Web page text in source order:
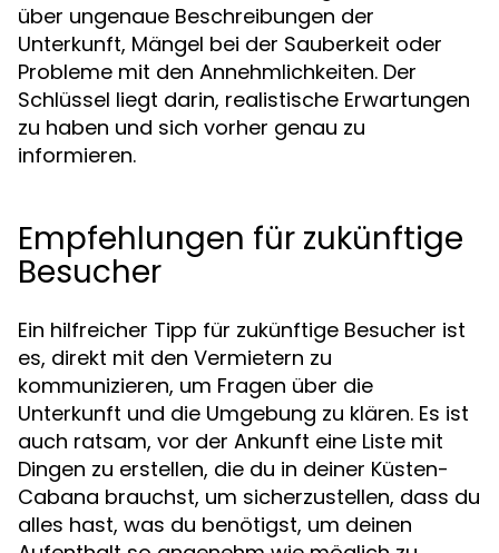
über ungenaue Beschreibungen der
Unterkunft, Mängel bei der Sauberkeit oder
Probleme mit den Annehmlichkeiten. Der
Schlüssel liegt darin, realistische Erwartungen
zu haben und sich vorher genau zu
informieren.
Empfehlungen für zukünftige
Besucher
Ein hilfreicher Tipp für zukünftige Besucher ist
es, direkt mit den Vermietern zu
kommunizieren, um Fragen über die
Unterkunft und die Umgebung zu klären. Es ist
auch ratsam, vor der Ankunft eine Liste mit
Dingen zu erstellen, die du in deiner Küsten-
Cabana brauchst, um sicherzustellen, dass du
alles hast, was du benötigst, um deinen